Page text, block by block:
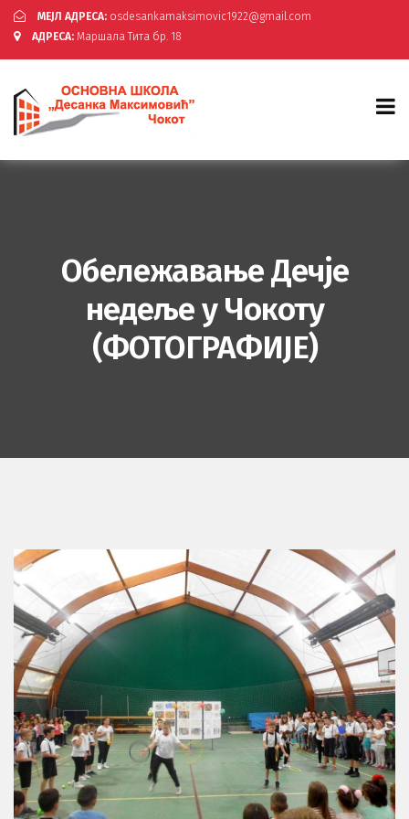
МЕЈЛ АДРЕСА: osdesankamaksimovic1922@gmail.com
АДРЕСА: Маршала Тита бр. 18
Обележавање Дечје
недеље у Чокоту
(ФОТОГРАФИЈЕ)